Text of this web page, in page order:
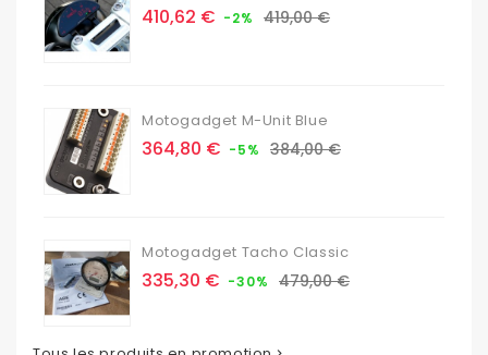
Prix
410,62 € -2% Prix
419,00 €
Motogadget M-Unit Blue
Prix
364,80 € -5% Prix
384,00 €
Motogadget Tacho Classic
Prix
335,30 € -30% Prix
479,00 €